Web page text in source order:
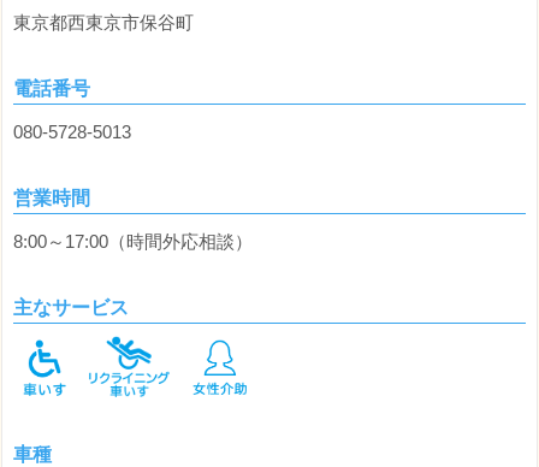
東京都西東京市保谷町
電話番号
080-5728-5013
営業時間
8:00～17:00（時間外応相談）
主なサービス
車種